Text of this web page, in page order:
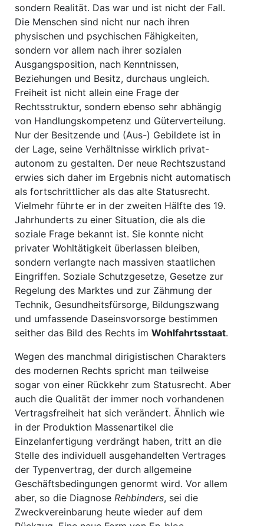
sondern Realität. Das war und ist nicht der Fall.
Die Menschen sind nicht nur nach ihren
physischen und psychischen Fähigkeiten,
sondern vor allem nach ihrer sozialen
Ausgangsposition, nach Kenntnissen,
Beziehungen und Besitz, durchaus ungleich.
Freiheit ist nicht allein eine Frage der
Rechtsstruktur, sondern ebenso sehr abhängig
von Handlungskompetenz und Güterverteilung.
Nur der Besitzende und (Aus-) Gebildete ist in
der Lage, seine Verhältnisse wirklich privat-
autonom zu gestalten. Der neue Rechtszustand
erwies sich daher im Ergebnis nicht automatisch
als fortschrittlicher als das alte Statusrecht.
Vielmehr führte er in der zweiten Hälfte des 19.
Jahrhunderts zu einer Situation, die als die
soziale Frage bekannt ist. Sie konnte nicht
privater Wohltätigkeit überlassen bleiben,
sondern verlangte nach massiven staatlichen
Eingriffen. Soziale Schutzgesetze, Gesetze zur
Regelung des Marktes und zur Zähmung der
Technik, Gesundheitsfürsorge, Bildungszwang
und umfassende Daseinsvorsorge bestimmen
seither das Bild des Rechts im Wohlfahrtsstaat.
Wegen des manchmal dirigistischen Charakters
des modernen Rechts spricht man teilweise
sogar von einer Rückkehr zum Statusrecht. Aber
auch die Qualität der immer noch vorhandenen
Vertragsfreiheit hat sich verändert. Ähnlich wie
in der Produktion Massenartikel die
Einzelanfertigung verdrängt haben, tritt an die
Stelle des individuell ausgehandelten Vertrages
der Typenvertrag, der durch allgemeine
Geschäftsbedingungen genormt wird. Vor allem
aber, so die Diagnose Rehbinders, sei die
Zweckvereinbarung heute wieder auf dem